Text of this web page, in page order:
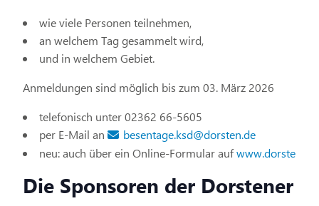
wie viele Personen teilnehmen,
an welchem Tag gesammelt wird,
und in welchem Gebiet.
Anmeldungen sind möglich bis zum 03. März 2026
telefonisch unter 02362 66-5605
per E-Mail an
besentage.ksd@dorsten.de
neu: auch über ein Online-Formular auf
Die Sponsoren der Dorstener